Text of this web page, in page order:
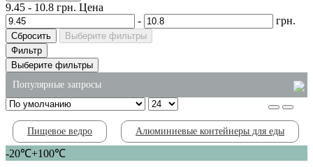
9.45 - 10.8 грн. Цена
-
грн.
Сбросить
Выберите фильтры
Фильтр
Выберите фильтры
Популярные запросы
полироль для мебели купить киев
соусница для суши
ланч бокс для суши
Пищевое ведро Алюминиевые контейнеры для еды
-20℃+100℃